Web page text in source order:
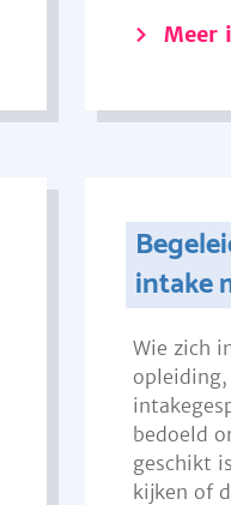
Meer
intake
Wie zich
bedoeld
geschikt
kijken of